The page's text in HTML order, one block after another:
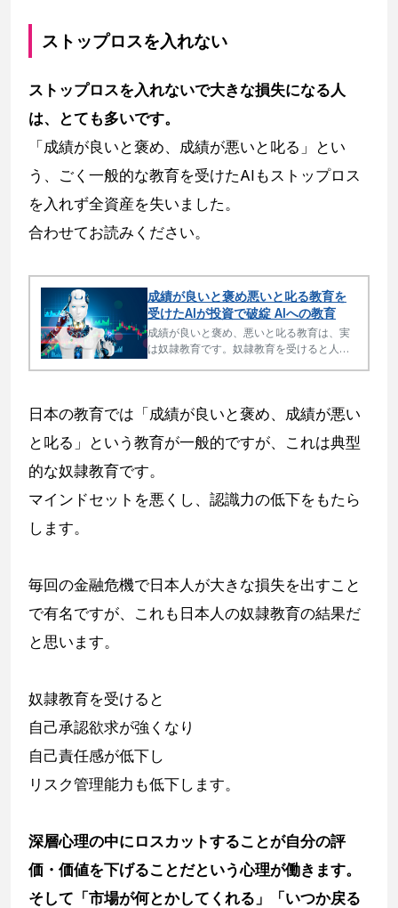
ストップロスを入れない
ストップロスを入れないで大きな損失になる人
は、とても多いです。
「成績が良いと褒め、成績が悪いと叱る」とい
う、ごく一般的な教育を受けたAIもストップロス
を入れず全資産を失いました。
合わせてお読みください。
成績が良いと褒め悪いと叱る教育を
受けたAIが投資で破綻 AIへの教育
成績が良いと褒め、悪いと叱る教育は、実
は奴隷教育です。奴隷教育を受けると人も
日本の教育では「成績が良いと褒め、成績が悪い
と叱る」という教育が一般的ですが、これは典型
的な奴隷教育です。
マインドセットを悪くし、認識力の低下をもたら
します。
毎回の金融危機で日本人が大きな損失を出すこと
で有名ですが、これも日本人の奴隷教育の結果だ
と思います。
奴隷教育を受けると
自己承認欲求が強くなり
自己責任感が低下し
リスク管理能力も低下します。
深層心理の中にロスカットすることが自分の評
価・価値を下げることだという心理が働きます。
そして「市場が何とかしてくれる」「いつか戻る